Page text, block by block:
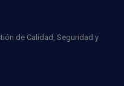
de Calidad, Seguridad y